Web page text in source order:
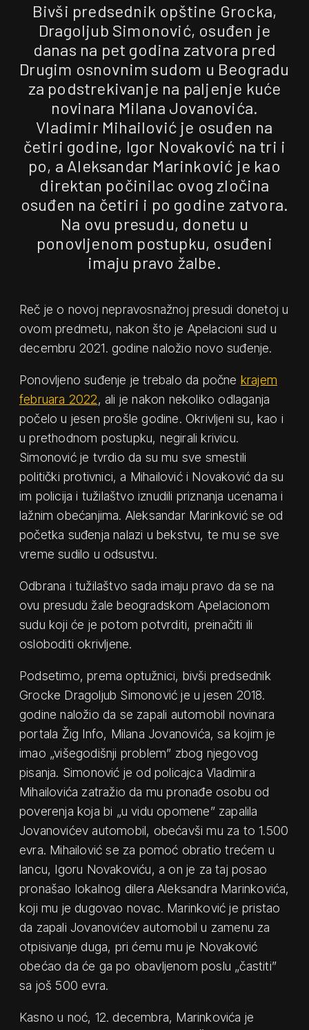
Bivši predsednik opštine Grocka,
Dragoljub Simonović, osuđen je
danas na pet godina zatvora pred
Drugim osnovnim sudom u Beogradu
za podstrekivanje na paljenje kuće
novinara Milana Jovanovića.
Vladimir Mihailović je osuđen na
četiri godine, Igor Novaković na tri i
po, a Aleksandar Marinković je kao
direktan počinilac ovog zločina
osuđen na četiri i po godine zatvora.
Na ovu presudu, donetu u
ponovljenom postupku, osuđeni
imaju pravo žalbe.
Reč je o novoj nepravosnažnoj presudi donetoj u
ovom predmetu, nakon što je Apelacioni sud u
decembru 2021. godine naložio novo suđenje.
Ponovljeno suđenje je trebalo da počne krajem
februara 2022, ali je nakon nekoliko odlaganja
počelo u jesen prošle godine. Okrivljeni su, kao i
u prethodnom postupku, negirali krivicu.
Simonović je tvrdio da su mu sve smestili
politički protivnici, a Mihailović i Novaković da su
im policija i tužilaštvo iznudili priznanja ucenama i
lažnim obećanjima. Aleksandar Marinković se od
početka suđenja nalazi u bekstvu, te mu se sve
vreme sudilo u odsustvu.
Odbrana i tužilaštvo sada imaju pravo da se na
ovu presudu žale beogradskom Apelacionom
sudu koji će je potom potvrditi, preinačiti ili
osloboditi okrivljene.
Podsetimo, prema optužnici, bivši predsednik
Grocke Dragoljub Simonović je u jesen 2018.
godine naložio da se zapali automobil novinara
portala Žig Info, Milana Jovanovića, sa kojim je
imao „višegodišnji problem” zbog njegovog
pisanja. Simonović je od policajca Vladimira
Mihailovića zatražio da mu pronađe osobu od
poverenja koja bi „u vidu opomene” zapalila
Jovanovićev automobil, obećavši mu za to 1.500
evra. Mihailović se za pomoć obratio trećem u
lancu, Igoru Novakoviću, a on je za taj posao
pronašao lokalnog dilera Aleksandra Marinkovića,
koji mu je dugovao novac. Marinković je pristao
da zapali Jovanovićev automobil u zamenu za
otpisivanje duga, pri ćemu mu je Novaković
obećao da će ga po obavljenom poslu „častiti”
sa još 500 evra.
Kasno u noć, 12. decembra, Marinkovića je